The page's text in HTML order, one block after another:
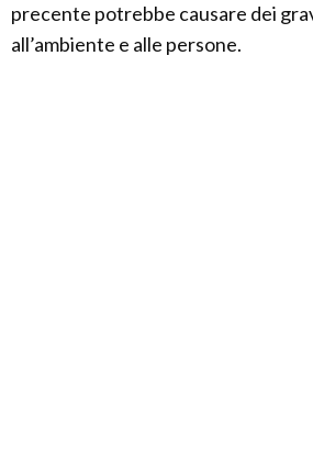
precente potrebbe causare dei
all’ambiente e alle persone.